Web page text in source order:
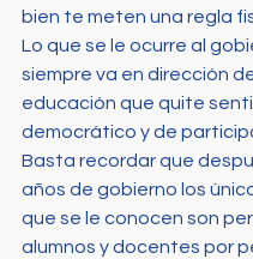
bien te meten una regla
Lo que se le ocurre al
siempre va en dirección
educación que quite
democrático y de
Basta recordar que
años de gobierno los
que se le conocen son
alumnos y docentes por